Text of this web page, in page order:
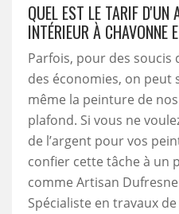
QUEL EST LE TARIF D'UN
INTÉRIEUR À CHAVONNE
Parfois, pour des soucis
des économies, on peut
même la peinture de
plafond. Si vous ne
de l’argent pour vos
confier cette tâche à un
comme Artisan
Spécialiste en travaux